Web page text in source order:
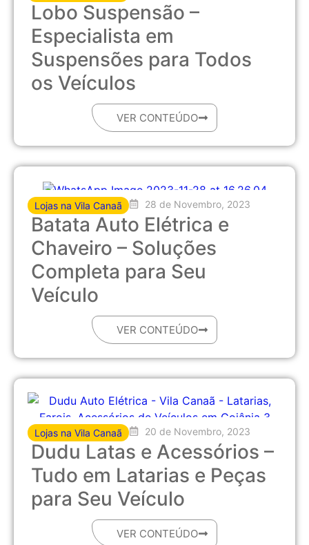
Lobo Suspensão –
Especialista em
Suspensões para Todos
os Veículos
VER CONTEÚDO
Lojas na Vila Canaã 28 de Novembro, 2023
Batata Auto Elétrica e
Chaveiro – Soluções
Completa para Seu
Veículo
VER CONTEÚDO
Lojas na Vila Canaã 20 de Novembro, 2023
Dudu Latas e Acessórios –
Tudo em Latarias e Peças
para Seu Veículo
VER CONTEÚDO